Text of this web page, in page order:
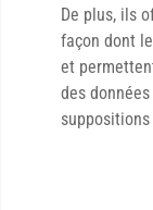
De plus, ils
façon dont
et
des